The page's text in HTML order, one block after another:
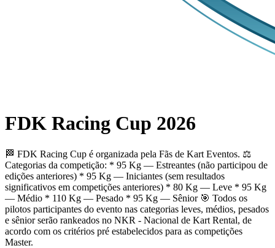
FDK Racing Cup 2026
🏁 FDK Racing Cup é organizada pela Fãs de Kart Eventos. ⚖️
Categorias da competição: * 95 Kg — Estreantes (não participou de
edições anteriores) * 95 Kg — Iniciantes (sem resultados
significativos em competições anteriores) * 80 Kg — Leve * 95 Kg
— Médio * 110 Kg — Pesado * 95 Kg — Sênior 🎯 Todos os
pilotos participantes do evento nas categorias leves, médios, pesados
e sênior serão rankeados no NKR - Nacional de Kart Rental, de
acordo com os critérios pré estabelecidos para as competições
Master.